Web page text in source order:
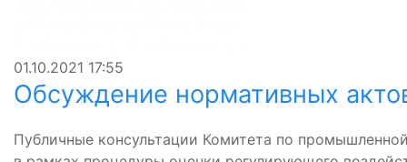
01.10.2021 17:55
Обсуждение нормативных
Публичные консультации Комитета по